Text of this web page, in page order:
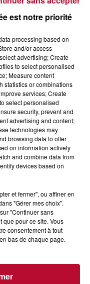
» INVESTIT
« Le Rêve
romain les 6,
est notre priorité
processing based on
and/or access
advertising; Create
to select personalised
Measure content
statistics or combinations
services; Create
select personalised
security, prevent and
advertising and content;
technologies may
browsing data to offer
on information actively
and combine data from
devices based on
et fermer", ou affiner en
"Gérer mes choix".
"Continuer sans
que pour ce site. Vous
consentement à tout
bas de chaque page.